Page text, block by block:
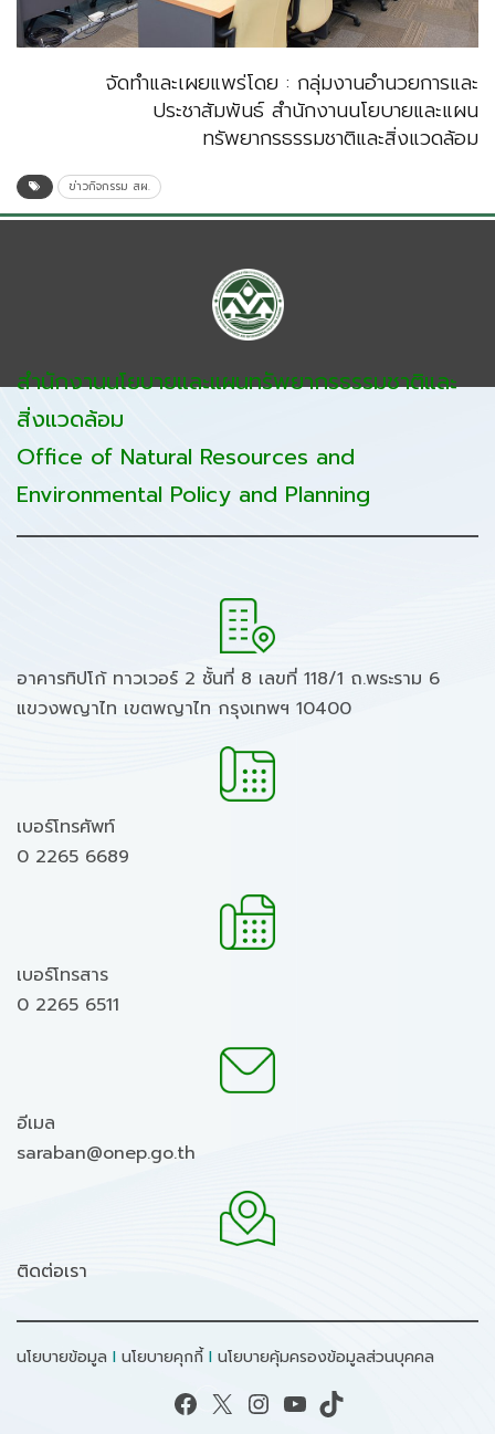
จัดทำและเผยแพร่โดย : กลุ่มงานอำนวยการและ
ประชาสัมพันธ์ สำนักงานนโยบายและแผน
ทรัพยากรธรรมชาติและสิ่งแวดล้อม
ข่าวกิจกรรม สผ.
สำนักงานนโยบายและแผนทรัพยากรธรรมชาติและ
สิ่งแวดล้อม
Office of Natural Resources and
Environmental Policy and Planning
อาคารทิปโก้ ทาวเวอร์ 2 ชั้นที่ 8 เลขที่ 118/1 ถ.พระราม 6
แขวงพญาไท เขตพญาไท กรุงเทพฯ 10400
เบอร์โทรศัพท์
0 2265 6689
เบอร์โทรสาร
0 2265 6511
อีเมล
saraban@onep.go.th
ติดต่อเรา
นโยบายข้อมูล I นโยบายคุกกี้ I นโยบายคุ้มครองข้อมูลส่วนบุคคล
Facebook X Instagram YouTube TikTok